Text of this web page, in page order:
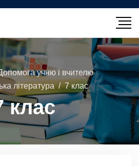
учню і вчителю
література
7 клас
клас